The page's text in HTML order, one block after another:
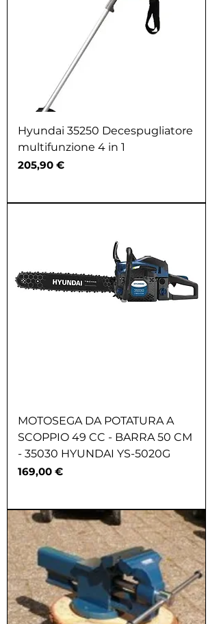
Hyundai 35250 Decespugliatore
multifunzione 4 in 1
Prezzo
205,90 €
MOTOSEGA DA POTATURA A
SCOPPIO 49 CC - BARRA 50 CM
- 35030 HYUNDAI YS-5020G
Prezzo
169,00 €